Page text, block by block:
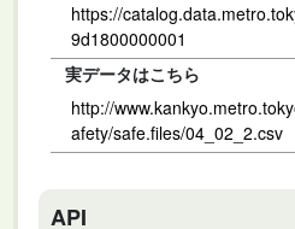
https://
9d1800000001
実データはこちら
http://
afety/safe.files/04_02_2.csv
API